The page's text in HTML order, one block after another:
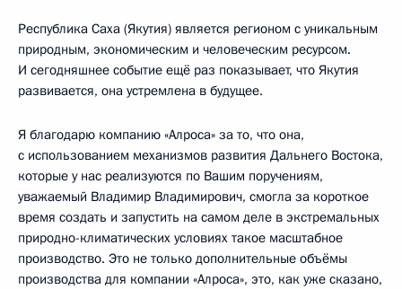
Республика Саха (Якутия) является регионом с уникальным
природным, экономическим и человеческим ресурсом.
И сегодняшнее событие ещё раз показывает, что Якутия
развивается, она устремлена в будущее.
Я благодарю компанию «Алроса» за то, что она,
с использованием механизмов развития Дальнего Востока,
которые у нас реализуются по Вашим поручениям,
уважаемый Владимир Владимирович, смогла за короткое
время создать и запустить на самом деле в экстремальных
природно-климатических условиях такое масштабное
производство. Это не только дополнительные объёмы
производства для компании «Алроса», это, как уже сказано,